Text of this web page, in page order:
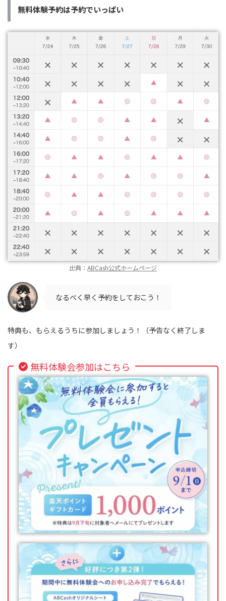
無料体験予約は予約でいっぱい
出典： ABCash公式ホームページ
なるべく早く予約をしておこう！
特典も、もらえるうちに参加しましょう！（予告なく終了しま
す）
無料体験会参加はこちら